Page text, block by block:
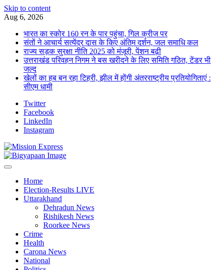
Skip to content
Aug 6, 2026
भारत का स्कोर 160 रन के पार पहुंचा, गिल क्रीज पर
संतों ने आचार्य सत्येंद्र दास के किए अंतिम दर्शन, जल समाधि कल
राज्य सड़क सुरक्षा नीति 2025 को मंजूरी, पेंशन बढ़ी
उत्तराखंड परिवहन निगम ने बस खरीदने के लिए समिति गठित, टेंडर भी
जल्द
खेलों का हब बन रहा टिहरी, झील में होंगी अंतरराष्ट्रीय प्रतियोगिताएं :
सीएम धामी
Twitter
Facebook
LinkedIn
Instagram
Home
Election-Results LIVE
Uttarakhand
Dehradun News
Rishikesh News
Roorkee News
Crime
Health
Carona News
National